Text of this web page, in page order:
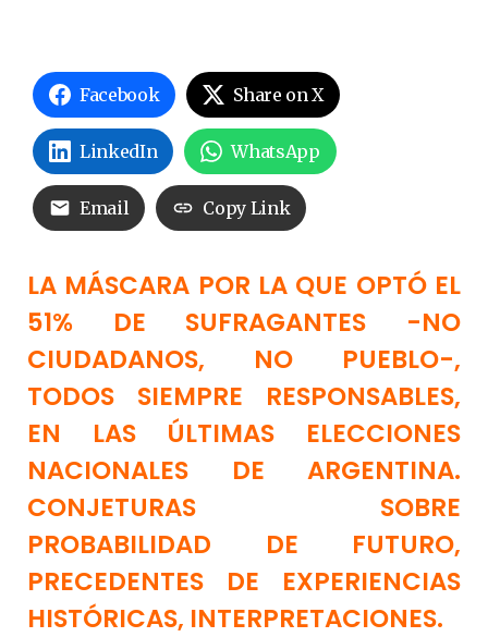
Facebook Share on X
LinkedIn WhatsApp
Email Copy Link
LA MÁSCARA POR LA QUE OPTÓ EL
51% DE SUFRAGANTES -NO
CIUDADANOS, NO PUEBLO-,
TODOS SIEMPRE RESPONSABLES,
EN LAS ÚLTIMAS ELECCIONES
NACIONALES DE ARGENTINA.
CONJETURAS SOBRE
PROBABILIDAD DE FUTURO,
PRECEDENTES DE EXPERIENCIAS
HISTÓRICAS, INTERPRETACIONES.